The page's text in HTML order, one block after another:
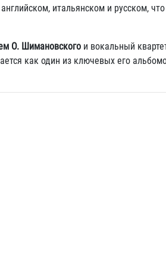
итальянском и русском,
О. Шимановского и вокальный
как один из ключевых его